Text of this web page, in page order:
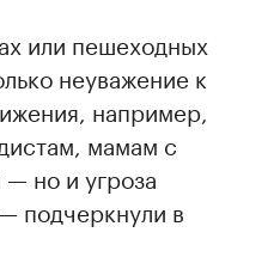
или пешеходных
неуважение к
например,
мамам с
но и угроза
подчеркнули в